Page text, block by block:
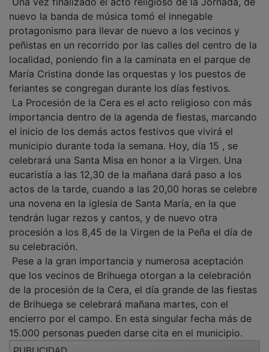
nuevo la banda de música tomó el innegable
protagonismo para llevar de nuevo a los vecinos y
peñistas en un recorrido por las calles del centro de la
localidad, poniendo fin a la caminata en el parque de
María Cristina donde las orquestas y los puestos de
feriantes se congregan durante los días festivos.
La Procesión de la Cera es el acto religioso con más
importancia dentro de la agenda de fiestas, marcando
el inicio de los demás actos festivos que vivirá el
municipio durante toda la semana. Hoy, día 15 , se
celebrará una Santa Misa en honor a la Virgen. Una
eucaristía a las 12,30 de la mañana dará paso a los
actos de la tarde, cuando a las 20,00 horas se celebre
una novena en la iglesia de Santa María, en la que
tendrán lugar rezos y cantos, y de nuevo otra
procesión a los 8,45 de la Virgen de la Peña el día de
su celebración.
Pese a la gran importancia y numerosa aceptación
que los vecinos de Brihuega otorgan a la celebración
de la procesión de la Cera, el día grande de las fiestas
de Brihuega se celebrará mañana martes, con el
encierro por el campo. En esta singular fecha más de
15.000 personas pueden darse cita en el municipio.
PUBLICIDAD